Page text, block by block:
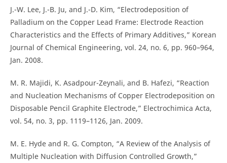
J.-W. Lee, J.-B. Ju, and J.-D. Kim, “Electrodeposition of
Palladium on the Copper Lead Frame: Electrode Reaction
Characteristics and the Effects of Primary Additives,” Korean
Journal of Chemical Engineering, vol. 24, no. 6, pp. 960–964,
Jan. 2008.
M. R. Majidi, K. Asadpour-Zeynali, and B. Hafezi, “Reaction
and Nucleation Mechanisms of Copper Electrodeposition on
Disposable Pencil Graphite Electrode,” Electrochimica Acta,
vol. 54, no. 3, pp. 1119–1126, Jan. 2009.
M. E. Hyde and R. G. Compton, “A Review of the Analysis of
Multiple Nucleation with Diffusion Controlled Growth,”